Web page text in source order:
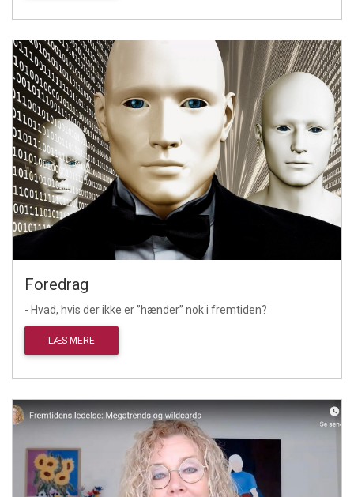
Foredrag
- Hvad, hvis der ikke er ”hænder” nok i fremtiden?
LÆS MERE